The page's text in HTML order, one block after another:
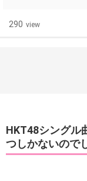
290 view
HKT48シング
つしかないので